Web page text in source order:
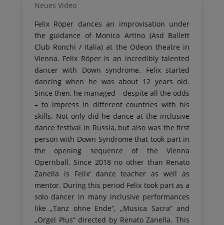
Neues Video
Felix Röper dances an improvisation under
the guidance of Monica Artino (Asd Ballett
Club Ronchi / Italia) at the Odeon theatre in
Vienna. Felix Röper is an incredibly talented
dancer with Down syndrome. Felix started
dancing when he was about 12 years old.
Since then, he managed – despite all the odds
– to impress in different countries with his
skills. Not only did he dance at the inclusive
dance festival in Russia, but also was the first
person with Down Syndrome that took part in
the opening sequence of the Vienna
Opernball. Since 2018 no other than Renato
Zanella is Felix‘ dance teacher as well as
mentor. During this period Felix took part as a
solo dancer in many inclusive performances
like „Tanz ohne Ende“, „Musica Sacra“ and
„Orgel Plus“ directed by Renato Zanella. This